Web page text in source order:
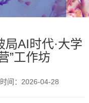
局AI时代·大学
”工作坊
间：2026-04-28